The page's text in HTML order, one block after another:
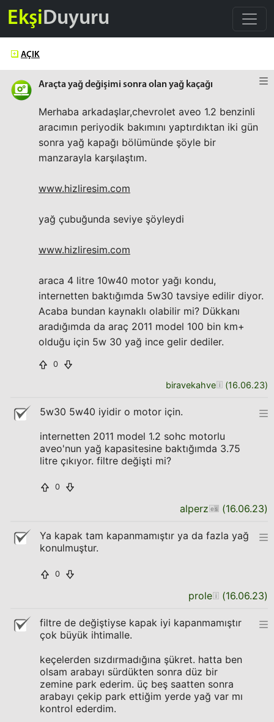
EkşiDuyuru
AÇIK
Araçta yağ değişimi sonra olan yağ kaçağı
Merhaba arkadaşlar,chevrolet aveo 1.2 benzinli
aracımın periyodik bakımını yaptırdıktan iki gün
sonra yağ kapağı bölümünde şöyle bir
manzarayla karşılaştım.
www.hizliresim.com
yağ çubuğunda seviye şöyleydi
www.hizliresim.com
araca 4 litre 10w40 motor yağı kondu,
internetten baktığımda 5w30 tavsiye edilir diyor.
Acaba bundan kaynaklı olabilir mi? Dükkanı
aradığımda da araç 2011 model 100 bin km+
olduğu için 5w 30 yağ ince gelir dediler.
0
biravekahve (16.06.23)
5w30 5w40 iyidir o motor için.
internetten 2011 model 1.2 sohc motorlu
aveo'nun yağ kapasitesine baktığımda 3.75
litre çıkıyor. filtre değişti mi?
0
alperz (16.06.23)
Ya kapak tam kapanmamıştır ya da fazla yağ
konulmuştur.
0
prole (16.06.23)
filtre de değiştiyse kapak iyi kapanmamıştır
çok büyük ihtimalle.
keçelerden sızdırmadığına şükret. hatta ben
olsam arabayı sürdükten sonra düz bir
zemine park ederim. üç beş saatten sonra
arabayı çekip park ettiğim yerde yağ var mı
kontrol ederdim.